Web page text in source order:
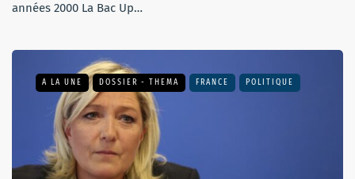
années 2000 La Bac Up…
A LA UNE DOSSIER - THEMA FRANCE POLITIQUE